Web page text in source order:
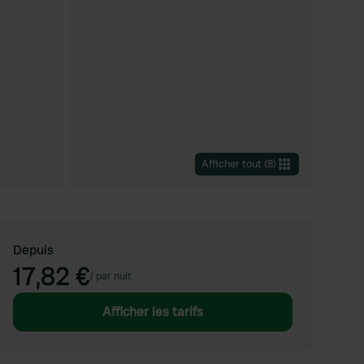
Afficher tout (8)
Depuis
17,82 €/ par nuit
Afficher les tarifs